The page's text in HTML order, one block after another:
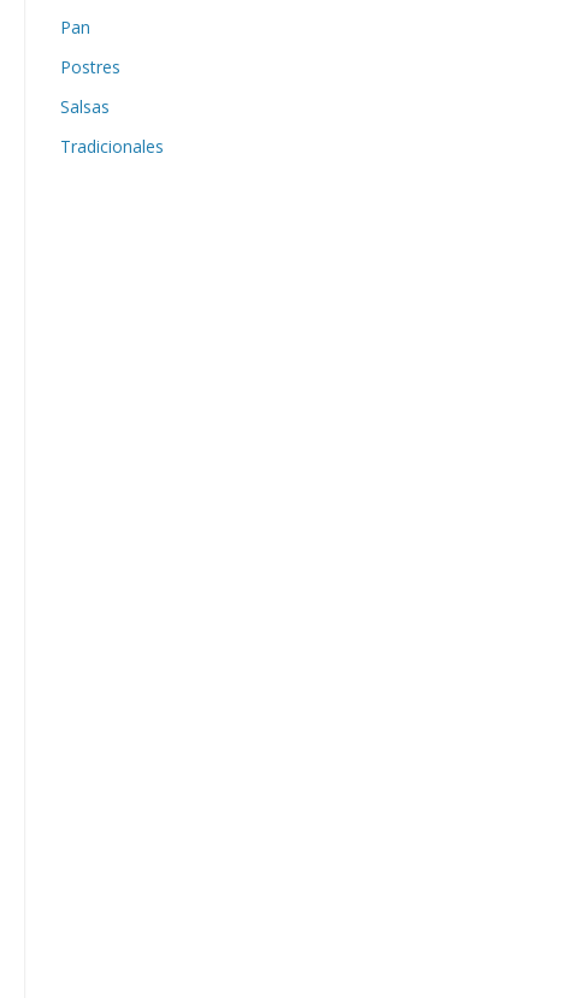
Pan
Postres
Salsas
Tradicionales